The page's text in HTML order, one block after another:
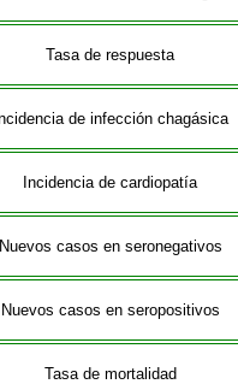
Tasa de respuesta
de infección chagásica
Incidencia de cardiopatía
Nuevos casos en seronegativos
Nuevos casos en seropositivos
Tasa de mortalidad